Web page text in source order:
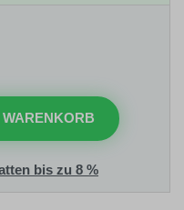
WARENKORB
bis zu 8 %